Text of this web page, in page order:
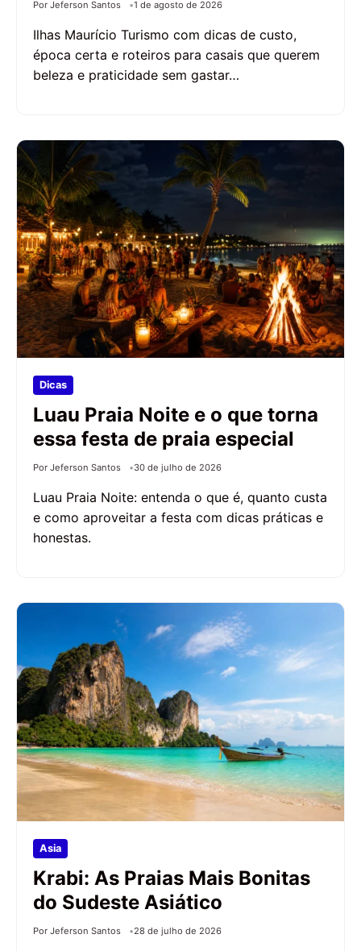
Por Jeferson Santos 1 de agosto de 2026
Ilhas Maurício Turismo com dicas de custo,
época certa e roteiros para casais que querem
beleza e praticidade sem gastar…
Dicas
Luau Praia Noite e o que torna
essa festa de praia especial
Por Jeferson Santos 30 de julho de 2026
Luau Praia Noite: entenda o que é, quanto custa
e como aproveitar a festa com dicas práticas e
honestas.
Asia
Krabi: As Praias Mais Bonitas
do Sudeste Asiático
Por Jeferson Santos 28 de julho de 2026